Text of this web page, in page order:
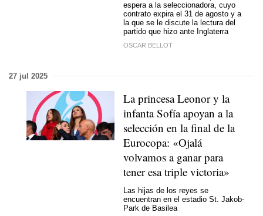
espera a la seleccionadora, cuyo
contrato expira el 31 de agosto y a
la que se le discute la lectura del
partido que hizo ante Inglaterra
OSCAR BELLOT
27 jul 2025
La princesa Leonor y la
infanta Sofía apoyan a la
selección en la final de la
Eurocopa: «Ojalá
volvamos a ganar para
tener esa triple victoria»
Las hijas de los reyes se
encuentran en el estadio St. Jakob-
Park de Basilea